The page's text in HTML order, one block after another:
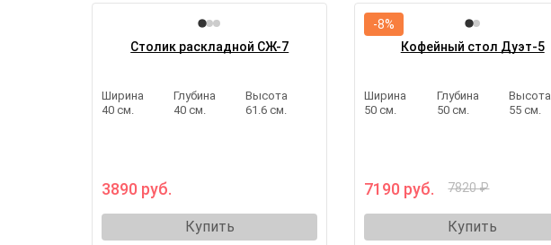
Столик раскладной СЖ-7
Ширина
40 см.
Глубина
40 см.
Высота
61.6 см.
3890 руб.
Купить
Кофейный стол Дуэт-5
Ширина
50 см.
Глубина
50 см.
Высота
55 см.
7190 руб. 7820 ₽
Купить
-8%